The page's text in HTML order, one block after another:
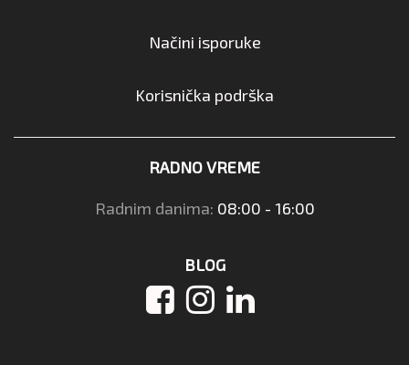
Načini isporuke
Korisnička podrška
RADNO VREME
Radnim danima: 08:00 - 16:00
BLOG